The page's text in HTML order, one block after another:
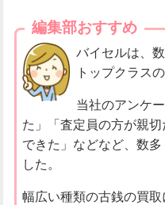
編集部おすすめ
バイセルは、
トップクラス
当社のアンケ
た」「査定員の方が親
できた」などなど、数
した。
幅広い種類の古銭の買